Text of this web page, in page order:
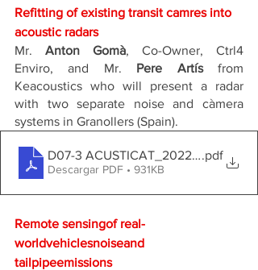
Refitting of existing transit camres into
acoustic radars
Mr. Anton Gomà, Co-Owner, Ctrl4
Enviro, and Mr. Pere Artís from
Keacoustics who will present a radar
with two separate noise and càmera
systems in Granollers (Spain).
D07-3 ACUSTICAT_2022 CTRL4
.pdf
Descargar PDF • 931KB
Remote sensingof real-
worldvehiclesnoiseand
tailpipeemissions